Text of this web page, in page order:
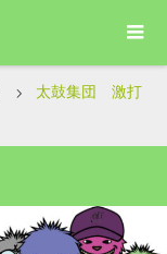
太鼓集団 激打